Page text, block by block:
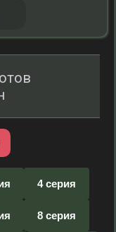
4 серия
8 серия